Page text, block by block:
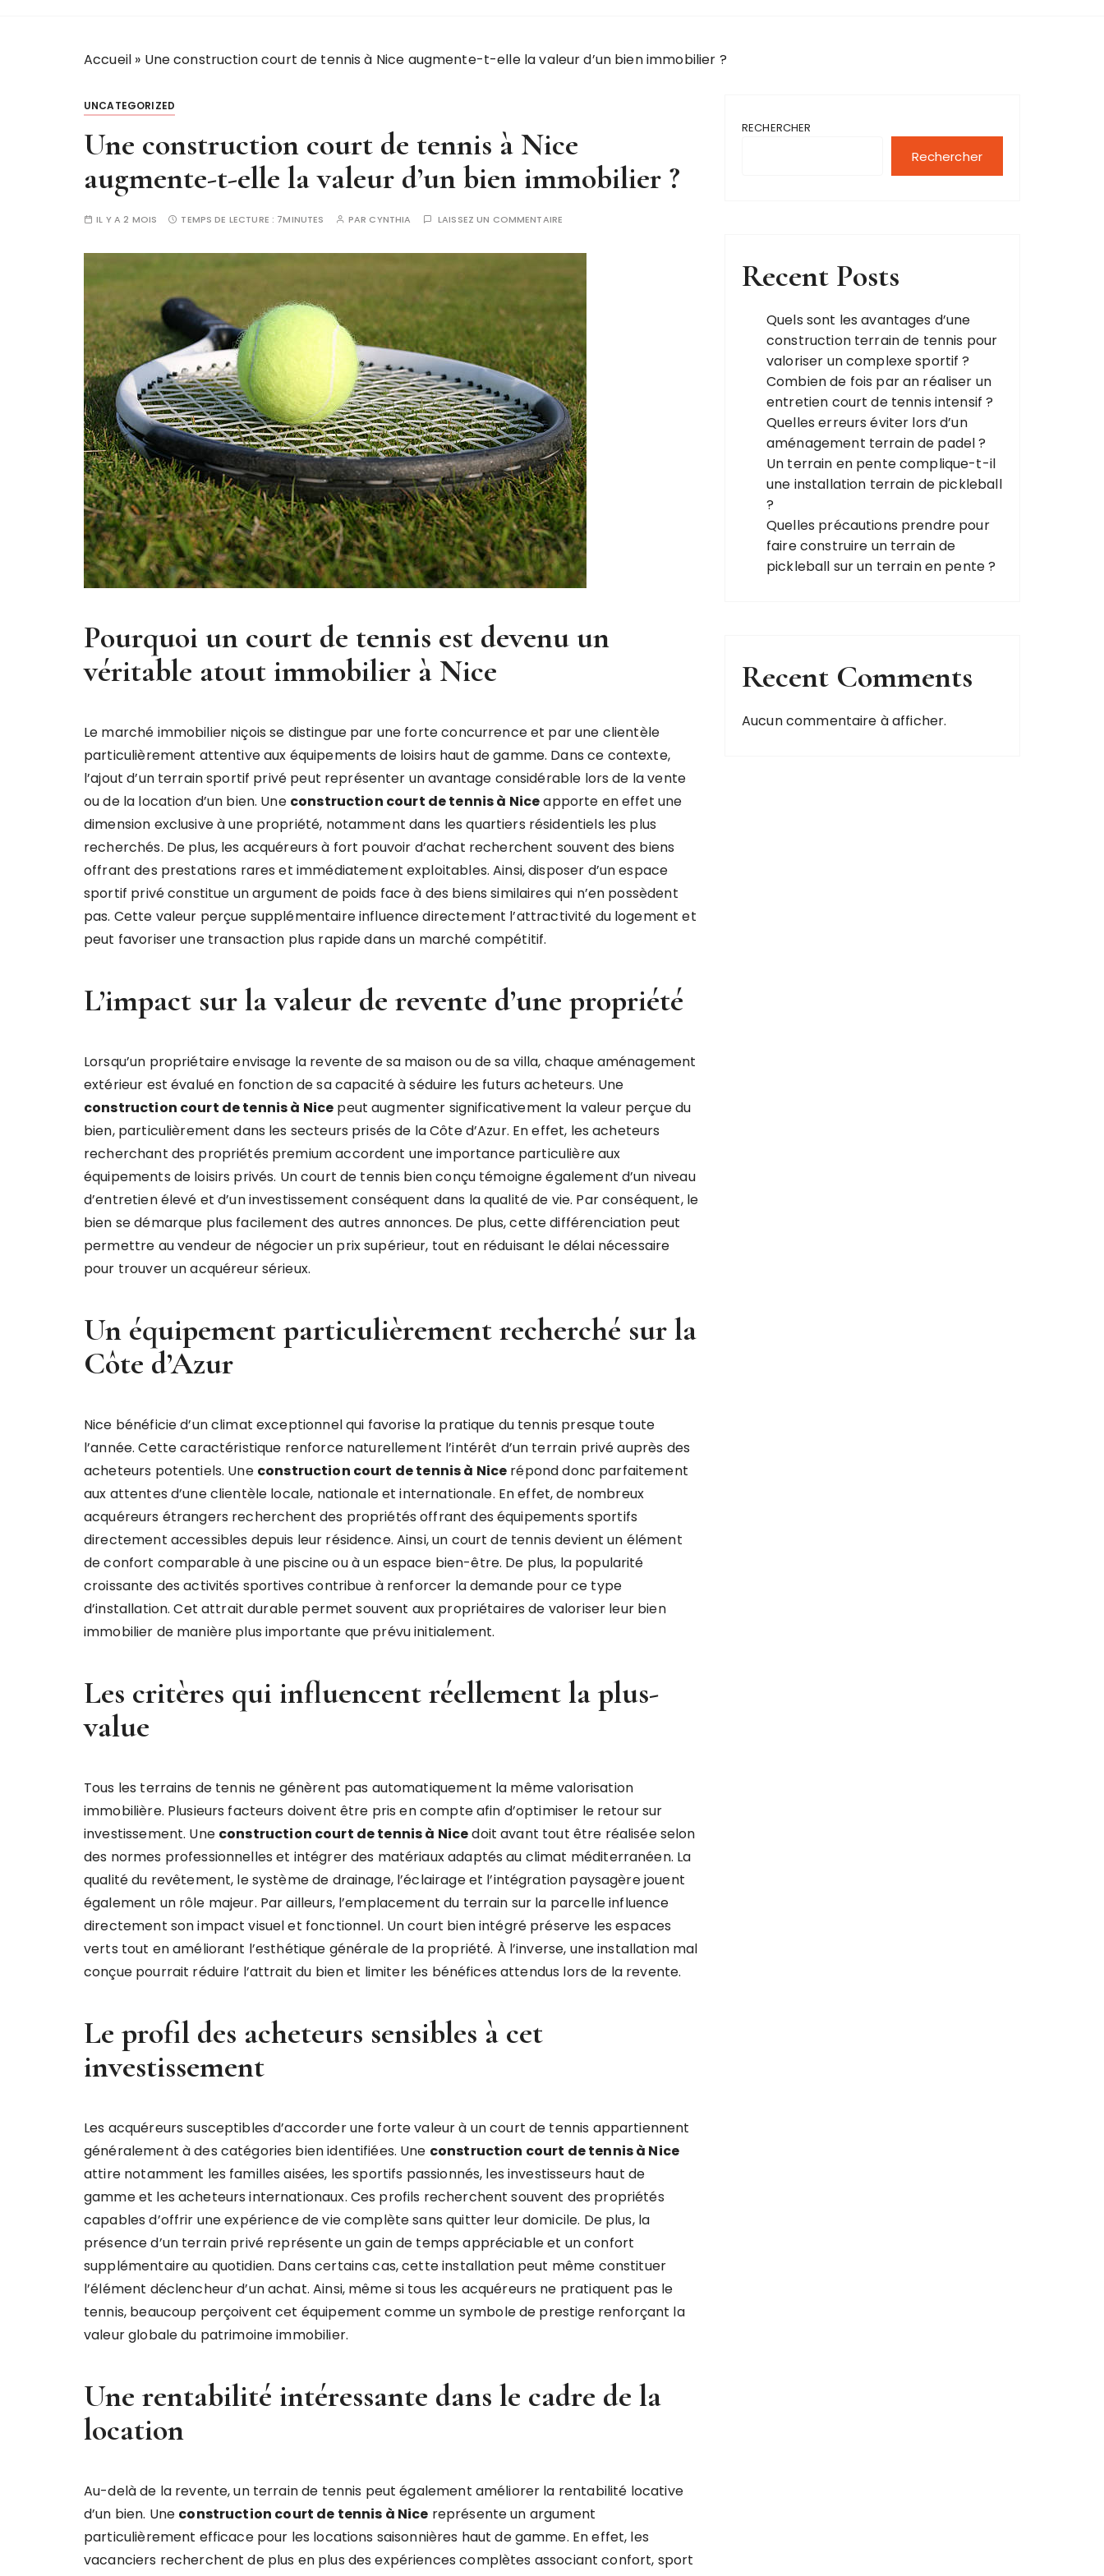
Accueil » Une construction court de tennis à Nice augmente-t-elle la valeur d’un bien immobilier ?
UNCATEGORIZED
Une construction court de tennis à Nice
augmente-t-elle la valeur d’un bien immobilier ?
IL Y A 2 MOIS TEMPS DE LECTURE : 7MINUTES PAR CYNTHIA LAISSEZ UN COMMENTAIRE
Pourquoi un court de tennis est devenu un
véritable atout immobilier à Nice
Le marché immobilier niçois se distingue par une forte concurrence et par une clientèle
particulièrement attentive aux équipements de loisirs haut de gamme. Dans ce contexte,
l’ajout d’un terrain sportif privé peut représenter un avantage considérable lors de la vente
ou de la location d’un bien. Une construction court de tennis à Niceapporte en effet une
dimension exclusive à une propriété, notamment dans les quartiers résidentiels les plus
recherchés. De plus, les acquéreurs à fort pouvoir d’achat recherchent souvent des biens
offrant des prestations rares et immédiatement exploitables. Ainsi, disposer d’un espace
sportif privé constitue un argument de poids face à des biens similaires qui n’en possèdent
pas. Cette valeur perçue supplémentaire influence directement l’attractivité du logement et
peut favoriser une transaction plus rapide dans un marché compétitif.
L’impact sur la valeur de revente d’une propriété
Lorsqu’un propriétaire envisage la revente de sa maison ou de sa villa, chaque aménagement
extérieur est évalué en fonction de sa capacité à séduire les futurs acheteurs. Une
construction court de tennis à Nice peut augmenter significativement la valeur perçue du
bien, particulièrement dans les secteurs prisés de la Côte d’Azur. En effet, les acheteurs
recherchant des propriétés premium accordent une importance particulière aux
équipements de loisirs privés. Un court de tennis bien conçu témoigne également d’un niveau
d’entretien élevé et d’un investissement conséquent dans la qualité de vie. Par conséquent, le
bien se démarque plus facilement des autres annonces. De plus, cette différenciation peut
permettre au vendeur de négocier un prix supérieur, tout en réduisant le délai nécessaire
pour trouver un acquéreur sérieux.
Un équipement particulièrement recherché sur la
Côte d’Azur
Nice bénéficie d’un climat exceptionnel qui favorise la pratique du tennis presque toute
l’année. Cette caractéristique renforce naturellement l’intérêt d’un terrain privé auprès des
acheteurs potentiels. Une construction court de tennis à Nice répond donc parfaitement
aux attentes d’une clientèle locale, nationale et internationale. En effet, de nombreux
acquéreurs étrangers recherchent des propriétés offrant des équipements sportifs
directement accessibles depuis leur résidence. Ainsi, un court de tennis devient un élément
de confort comparable à une piscine ou à un espace bien-être. De plus, la popularité
croissante des activités sportives contribue à renforcer la demande pour ce type
d’installation. Cet attrait durable permet souvent aux propriétaires de valoriser leur bien
immobilier de manière plus importante que prévu initialement.
Les critères qui influencent réellement la plus-
value
Tous les terrains de tennis ne génèrent pas automatiquement la même valorisation
immobilière. Plusieurs facteurs doivent être pris en compte afin d’optimiser le retour sur
investissement. Une construction court de tennis à Nicedoit avant tout être réalisée selon
des normes professionnelles et intégrer des matériaux adaptés au climat méditerranéen. La
qualité du revêtement, le système de drainage, l’éclairage et l’intégration paysagère jouent
également un rôle majeur. Par ailleurs, l’emplacement du terrain sur la parcelle influence
directement son impact visuel et fonctionnel. Un court bien intégré préserve les espaces
verts tout en améliorant l’esthétique générale de la propriété. À l’inverse, une installation mal
conçue pourrait réduire l’attrait du bien et limiter les bénéfices attendus lors de la revente.
Le profil des acheteurs sensibles à cet
investissement
Les acquéreurs susceptibles d’accorder une forte valeur à un court de tennis appartiennent
généralement à des catégories bien identifiées. Une construction court de tennis à Nice
attire notamment les familles aisées, les sportifs passionnés, les investisseurs haut de
gamme et les acheteurs internationaux. Ces profils recherchent souvent des propriétés
capables d’offrir une expérience de vie complète sans quitter leur domicile. De plus, la
présence d’un terrain privé représente un gain de temps appréciable et un confort
supplémentaire au quotidien. Dans certains cas, cette installation peut même constituer
l’élément déclencheur d’un achat. Ainsi, même si tous les acquéreurs ne pratiquent pas le
tennis, beaucoup perçoivent cet équipement comme un symbole de prestige renforçant la
valeur globale du patrimoine immobilier.
Une rentabilité intéressante dans le cadre de la
location
Au-delà de la revente, un terrain de tennis peut également améliorer la rentabilité locative
d’un bien. Une construction court de tennis à Nice représente un argument
particulièrement efficace pour les locations saisonnières haut de gamme. En effet, les
vacanciers recherchent de plus en plus des expériences complètes associant confort, sport
RECHERCHER
Rechercher
Recent Posts
Quels sont les avantages d’une
construction terrain de tennis pour
valoriser un complexe sportif ?
Combien de fois par an réaliser un
entretien court de tennis intensif ?
Quelles erreurs éviter lors d’un
aménagement terrain de padel ?
Un terrain en pente complique-t-il
une installation terrain de pickleball
?
Quelles précautions prendre pour
faire construire un terrain de
pickleball sur un terrain en pente ?
Recent Comments
Aucun commentaire à afficher.